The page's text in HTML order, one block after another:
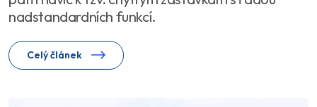
nadstandardních funkcí.
Celý článek